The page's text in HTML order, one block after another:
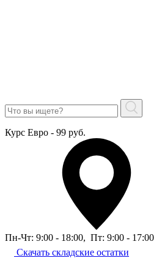
Курс Евро - 99 руб.
Пн-Чт: 9:00 - 18:00, Пт: 9:00 - 17:00
Скачать складские остатки